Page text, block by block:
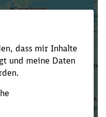
du Suchbegriffe